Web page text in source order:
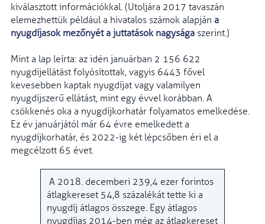
kiválasztott információkkal. (Utoljára 2017 tavaszán
elemezhettük például a hivatalos számok alapján a
nyugdíjasok mezőnyét a juttatások nagysága szerint.)
Mint a lap leírta: az idén januárban 2 156 622
nyugdíjellátást folyósítottak, vagyis 6443 fővel
kevesebben kaptak nyugdíjat vagy valamilyen
nyugdíjszerű ellátást, mint egy évvel korábban. A
csökkenés oka a nyugdíjkorhatár folyamatos emelkedése.
Ez év januárjától már 64 évre emelkedett a
nyugdíjkorhatár, és 2022-ig két lépcsőben éri el a
megcélzott 65 évet.
A 2018. decemberi 239,4 ezer forintos
átlagkereset 54,8 százalékát tette ki a
nyugdíj átlagos összege. Egy átlagos
nyugdíjas 2014-ben még az átlagkereset